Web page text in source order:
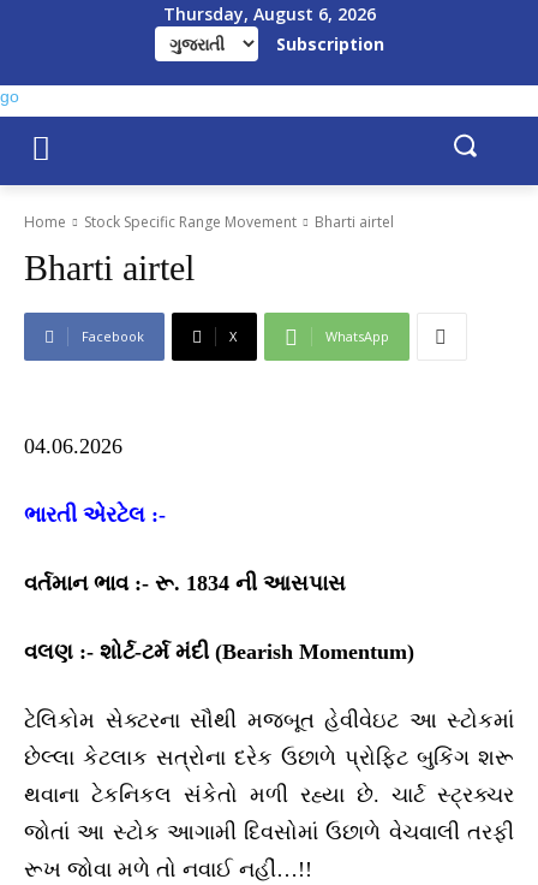
Thursday, August 6, 2026
Subscription
Home Stock Specific Range Movement Bharti airtel
Bharti airtel
Facebook X WhatsApp
04.06.2026
ભારતી એરટેલ :-
વર્તમાન ભાવ :- રૂ. 1834 ની આસપાસ
વલણ :- શોર્ટ-ટર્મ મંદી (Bearish Momentum)
ટેલિકોમ સેક્ટરના સૌથી મજબૂત હેવીવેઇટ આ સ્ટોકમાં
છેલ્લા કેટલાક સત્રોના દરેક ઉછાળે પ્રોફિટ બુકિંગ શરૂ
થવાના ટેકનિકલ સંકેતો મળી રહ્યા છે. ચાર્ટ સ્ટ્રક્ચર
જોતાં આ સ્ટોક આગામી દિવસોમાં ઉછાળે વેચવાલી તરફી
રૂખ જોવા મળે તો નવાઈ નહીં…!!